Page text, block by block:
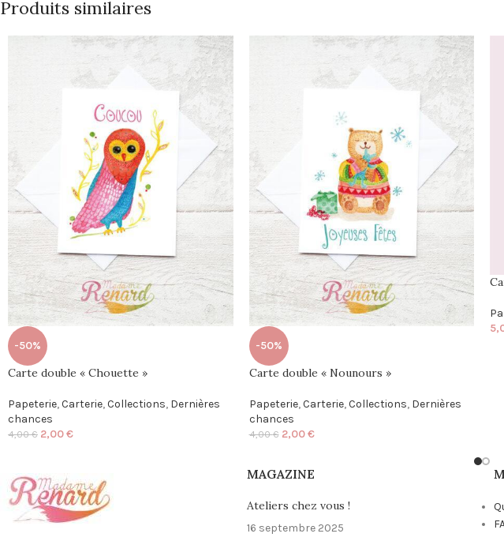
Produits similaires
-50%
Carte double « Chouette »
Papeterie,Carterie,Collections, Dernières
chances
4,00€ 2,00€
-50%
Carte double « Nounours »
Papeterie, Carterie, Collections, Dernières
chances
4,00€ 2,00€
MAGAZINE
Ateliers chez vous !
16 septembre 2025